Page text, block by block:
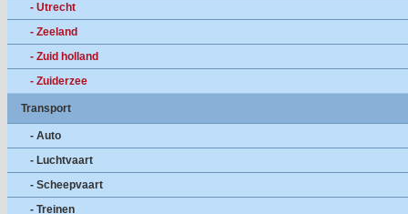
- Utrecht
- Zeeland
- Zuid holland
- Zuiderzee
Transport
- Auto
- Luchtvaart
- Scheepvaart
- Treinen